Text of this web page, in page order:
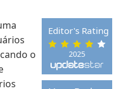
2025
Editor's Rating
o